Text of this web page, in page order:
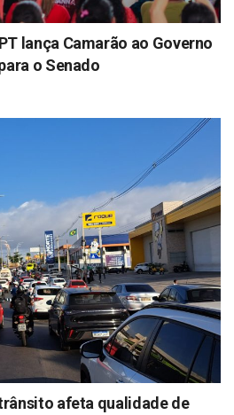
lança Camarão ao Governo
o Senado
afeta qualidade de